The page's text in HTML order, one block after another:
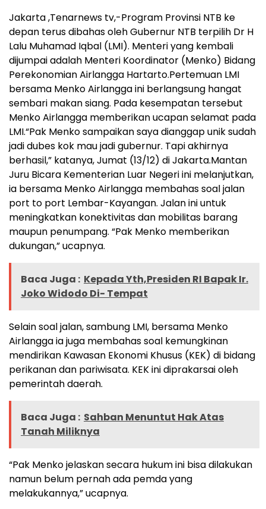
Jakarta ,Tenarnews tv,-Program Provinsi NTB ke
depan terus dibahas oleh Gubernur NTB terpilih Dr H
Lalu Muhamad Iqbal (LMI). Menteri yang kembali
dijumpai adalah Menteri Koordinator (Menko) Bidang
Perekonomian Airlangga Hartarto.Pertemuan LMI
bersama Menko Airlangga ini berlangsung hangat
sembari makan siang. Pada kesempatan tersebut
Menko Airlangga memberikan ucapan selamat pada
LMI.“Pak Menko sampaikan saya dianggap unik sudah
jadi dubes kok mau jadi gubernur. Tapi akhirnya
berhasil,” katanya, Jumat (13/12) di Jakarta.Mantan
Juru Bicara Kementerian Luar Negeri ini melanjutkan,
ia bersama Menko Airlangga membahas soal jalan
port to port Lembar-Kayangan. Jalan ini untuk
meningkatkan konektivitas dan mobilitas barang
maupun penumpang. “Pak Menko memberikan
dukungan,” ucapnya.
Baca Juga : Kepada Yth,Presiden RI Bapak Ir.
Joko Widodo Di- Tempat
Selain soal jalan, sambung LMI, bersama Menko
Airlangga ia juga membahas soal kemungkinan
mendirikan Kawasan Ekonomi Khusus (KEK) di bidang
perikanan dan pariwisata. KEK ini diprakarsai oleh
pemerintah daerah.
Baca Juga : Sahban Menuntut Hak Atas
Tanah Miliknya
“Pak Menko jelaskan secara hukum ini bisa dilakukan
namun belum pernah ada pemda yang
melakukannya,” ucapnya.